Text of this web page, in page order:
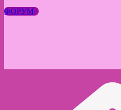
ФОРУМ